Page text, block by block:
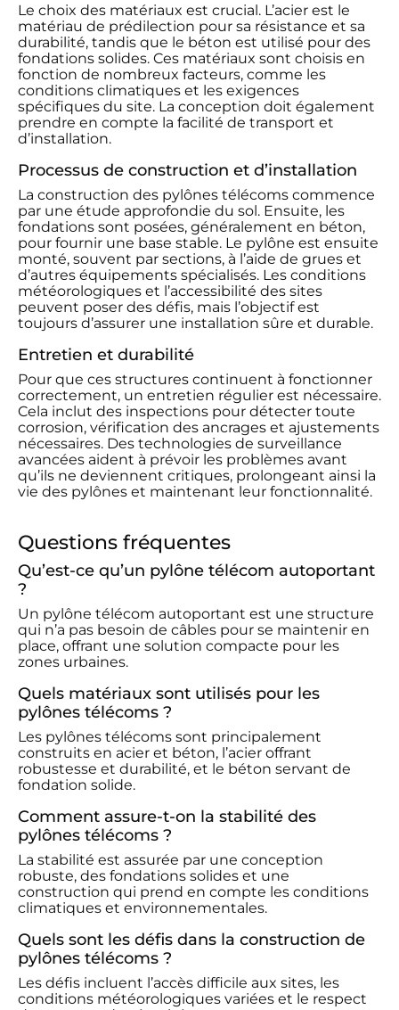
Le choix des matériaux est crucial. L’acier est le
matériau de prédilection pour sa résistance et sa
durabilité, tandis que le béton est utilisé pour des
fondations solides. Ces matériaux sont choisis en
fonction de nombreux facteurs, comme les
conditions climatiques et les exigences
spécifiques du site. La conception doit également
prendre en compte la facilité de transport et
d’installation.
Processus de construction et d’installation
La construction des pylônes télécoms commence
par une étude approfondie du sol. Ensuite, les
fondations sont posées, généralement en béton,
pour fournir une base stable. Le pylône est ensuite
monté, souvent par sections, à l’aide de grues et
d’autres équipements spécialisés. Les conditions
météorologiques et l’accessibilité des sites
peuvent poser des défis, mais l’objectif est
toujours d’assurer une installation sûre et durable.
Entretien et durabilité
Pour que ces structures continuent à fonctionner
correctement, un entretien régulier est nécessaire.
Cela inclut des inspections pour détecter toute
corrosion, vérification des ancrages et ajustements
nécessaires. Des technologies de surveillance
avancées aident à prévoir les problèmes avant
qu’ils ne deviennent critiques, prolongeant ainsi la
vie des pylônes et maintenant leur fonctionnalité.
Questions fréquentes
Qu’est-ce qu’un pylône télécom autoportant
?
Un pylône télécom autoportant est une structure
qui n’a pas besoin de câbles pour se maintenir en
place, offrant une solution compacte pour les
zones urbaines.
Quels matériaux sont utilisés pour les
pylônes télécoms ?
Les pylônes télécoms sont principalement
construits en acier et béton, l’acier offrant
robustesse et durabilité, et le béton servant de
fondation solide.
Comment assure-t-on la stabilité des
pylônes télécoms ?
La stabilité est assurée par une conception
robuste, des fondations solides et une
construction qui prend en compte les conditions
climatiques et environnementales.
Quels sont les défis dans la construction de
pylônes télécoms ?
Les défis incluent l’accès difficile aux sites, les
conditions météorologiques variées et le respect